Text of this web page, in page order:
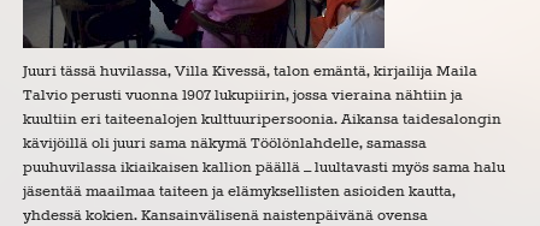
Juuri tässä huvilassa, Villa Kivessä, talon emäntä, kirjailija Maila
Talvio perusti vuonna 1907 lukupiirin, jossa vieraina nähtiin ja
kuultiin eri taiteenalojen kulttuuripersoonia. Aikansa taidesalongin
kävijöillä oli juuri sama näkymä Töölönlahdelle, samassa
puuhuvilassa ikiaikaisen kallion päällä – luultavasti myös sama halu
jäsentää maailmaa taiteen ja elämyksellisten asioiden kautta,
yhdessä kokien. Kansainvälisenä naistenpäivänä ovensa